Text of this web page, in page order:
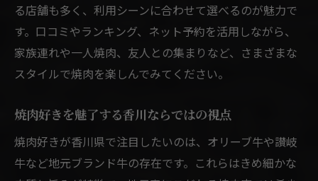
る店舗も多く、利用シーンに合わせて選べるのが魅力で
す。口コミやランキング、ネット予約を活用しながら、
家族連れや一人焼肉、友人との集まりなど、さまざまな
スタイルで焼肉を楽しんでみてください。
焼肉好きを魅了する香川ならではの視点
焼肉好きが香川県で注目したいのは、オリーブ牛や讃岐
牛など地元ブランド牛の存在です。これらはきめ細かな